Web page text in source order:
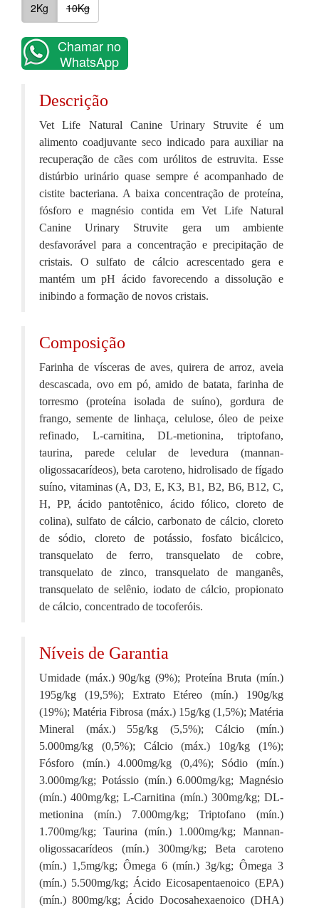
2Kg 10Kg
Chamar no
WhatsApp
Descrição
Vet Life Natural Canine Urinary Struvite é um
alimento coadjuvante seco indicado para auxiliar na
recuperação de cães com urólitos de estruvita. Esse
distúrbio urinário quase sempre é acompanhado de
cistite bacteriana. A baixa concentração de proteína,
fósforo e magnésio contida em Vet Life Natural
Canine Urinary Struvite gera um ambiente
desfavorável para a concentração e precipitação de
cristais. O sulfato de cálcio acrescentado gera e
mantém um pH ácido favorecendo a dissolução e
inibindo a formação de novos cristais.
Composição
Farinha de vísceras de aves, quirera de arroz, aveia
descascada, ovo em pó, amido de batata, farinha de
torresmo (proteína isolada de suíno), gordura de
frango, semente de linhaça, celulose, óleo de peixe
refinado, L-carnitina, DL-metionina, triptofano,
taurina, parede celular de levedura (mannan-
oligossacarídeos), beta caroteno, hidrolisado de fígado
suíno, vitaminas (A, D3, E, K3, B1, B2, B6, B12, C,
H, PP, ácido pantotênico, ácido fólico, cloreto de
colina), sulfato de cálcio, carbonato de cálcio, cloreto
de sódio, cloreto de potássio, fosfato bicálcico,
transquelato de ferro, transquelato de cobre,
transquelato de zinco, transquelato de manganês,
transquelato de selênio, iodato de cálcio, propionato
de cálcio, concentrado de tocoferóis.
Níveis de Garantia
Umidade (máx.) 90g/kg (9%); Proteína Bruta (mín.)
195g/kg (19,5%); Extrato Etéreo (mín.) 190g/kg
(19%); Matéria Fibrosa (máx.) 15g/kg (1,5%); Matéria
Mineral (máx.) 55g/kg (5,5%); Cálcio (mín.)
5.000mg/kg (0,5%); Cálcio (máx.) 10g/kg (1%);
Fósforo (mín.) 4.000mg/kg (0,4%); Sódio (mín.)
3.000mg/kg; Potássio (mín.) 6.000mg/kg; Magnésio
(mín.) 400mg/kg; L-Carnitina (mín.) 300mg/kg; DL-
metionina (mín.) 7.000mg/kg; Triptofano (mín.)
1.700mg/kg; Taurina (mín.) 1.000mg/kg; Mannan-
oligossacarídeos (mín.) 300mg/kg; Beta caroteno
(mín.) 1,5mg/kg; Ômega 6 (mín.) 3g/kg; Ômega 3
(mín.) 5.500mg/kg; Ácido Eicosapentaenoico (EPA)
(mín.) 800mg/kg; Ácido Docosahexaenoico (DHA)